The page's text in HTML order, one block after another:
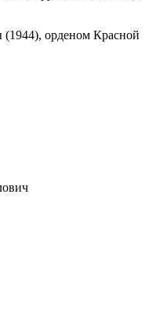
орденом Красной